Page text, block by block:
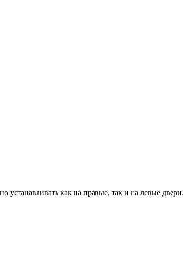
как на правые, так и на левые двери.